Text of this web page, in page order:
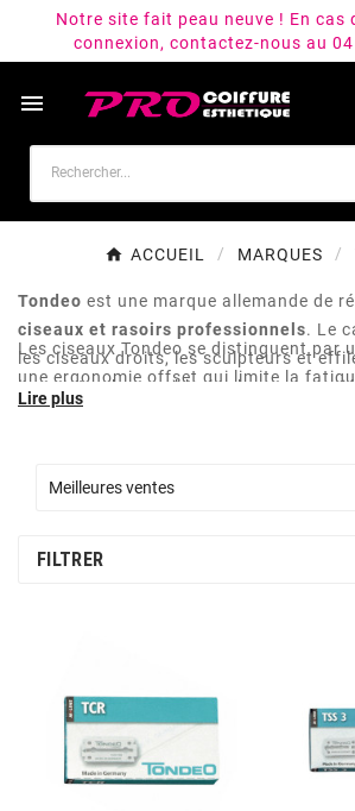
Notre site fait peau neuve ! En cas
connexion, contactez-nous au

ACCUEIL MARQUES
Tondeo est une marque allemande de
ciseaux et rasoirs professionnels. Le
les ciseaux droits, les sculpteurs et
lame interchangeable, les lames
Les ciseaux Tondeo se distinguent par
une ergonomie offset qui limite la
les longues séances de coupe. Les
utile pour lescoiffeurs
remplacement).
Meilleures ventes
FILTRER